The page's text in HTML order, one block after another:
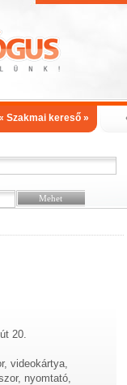
Szakmai kereső »
20.
videokártya,
nyomtató,